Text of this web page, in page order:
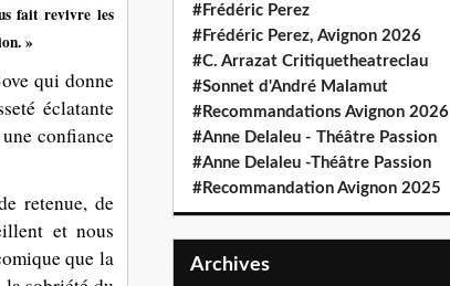
fait revivre les
»
qui donne
éclatante
confiance
retenue, de
et nous
que la
#Frédéric Perez
#Frédéric Perez, Avignon 2026
#C. Arrazat Critiquetheatreclau
#Sonnet d'André Malamut
#Recommandations Avignon 2026
#Anne Delaleu - Théâtre Passion
#Anne Delaleu -Théâtre Passion
#Recommandation Avignon 2025
Archives